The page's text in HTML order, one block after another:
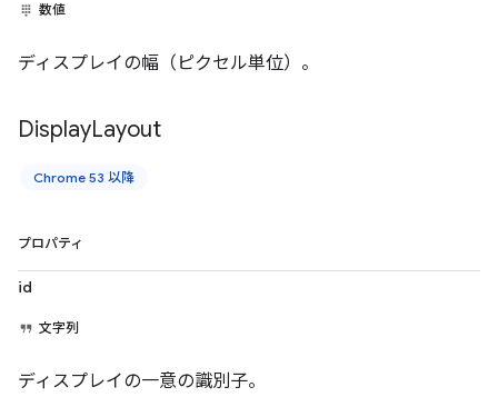
数値
ディスプレイの幅（ピクセル単位）。
DisplayLayout
Chrome 53 以降
プロパティ
id
文字列
ディスプレイの一意の識別子。